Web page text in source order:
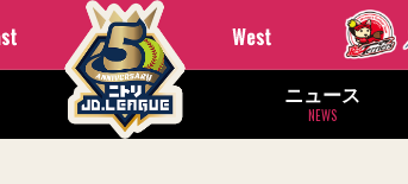
ニュース
NEWS